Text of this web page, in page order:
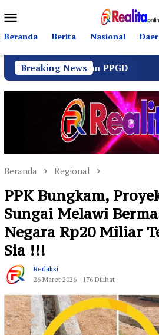
ke
kontenMobile
Beranda Berita Nasional
Breaking News
dan PPGD Suhu
Beranda Regional
PPK Bungkam,
Sungai Melawi
Negara Rp20 Miliar
Sia !!!
Redaksi
26 Maret 2026
176 Dilihat